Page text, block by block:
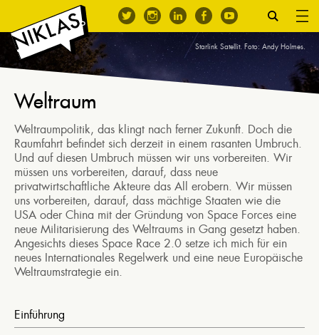
Starlink Satellit. Foto: Andy Holmes.
Weltraum
Weltraumpolitik, das klingt nach ferner Zukunft. Doch die
Raumfahrt befindet sich derzeit in einem rasanten Umbruch.
Und auf diesen Umbruch müssen wir uns vorbereiten. Wir
müssen uns vorbereiten, darauf, dass neue
privatwirtschaftliche Akteure das All erobern. Wir müssen
uns vorbereiten, darauf, dass mächtige Staaten wie die
USA oder China mit der Gründung von Space Forces eine
neue Militarisierung des Weltraums in Gang gesetzt haben.
Angesichts dieses Space Race 2.0 setze ich mich für ein
neues Internationales Regelwerk und eine neue Europäische
Weltraumstrategie ein.
Einführung